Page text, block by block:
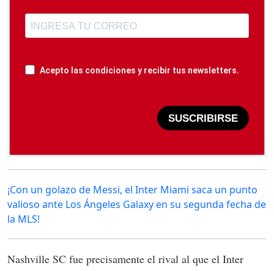
Acepto las condiciones y recibir tus newsletters.
SUSCRIBIRSE
¡Con un golazo de Messi, el Inter Miami saca un punto
valioso ante Los Ángeles Galaxy en su segunda fecha de
la MLS!
Nashville SC fue precisamente el rival al que el Inter